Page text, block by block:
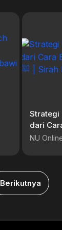
Strategi
dari
NU
Berikutnya